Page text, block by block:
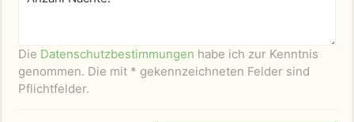
Die Datenschutzbestimmungen habe ich zur Kenntnis
genommen. Die mit * gekennzeichneten Felder sind
Pflichtfelder.